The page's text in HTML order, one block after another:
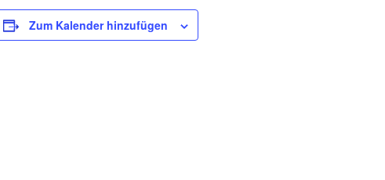
Zum Kalender hinzufügen